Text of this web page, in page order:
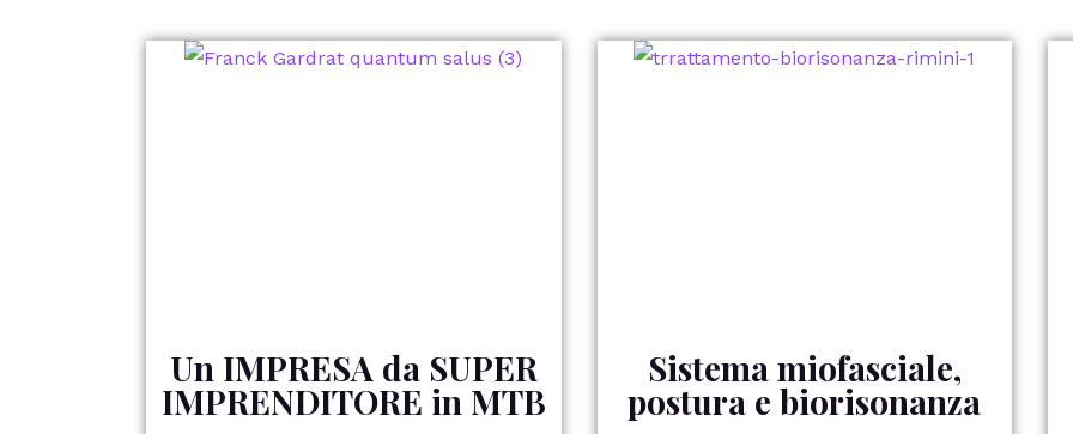
Un IMPRESA da SUPER
IMPRENDITORE in MTB
Sistema miofasciale,
postura e biorisonanza